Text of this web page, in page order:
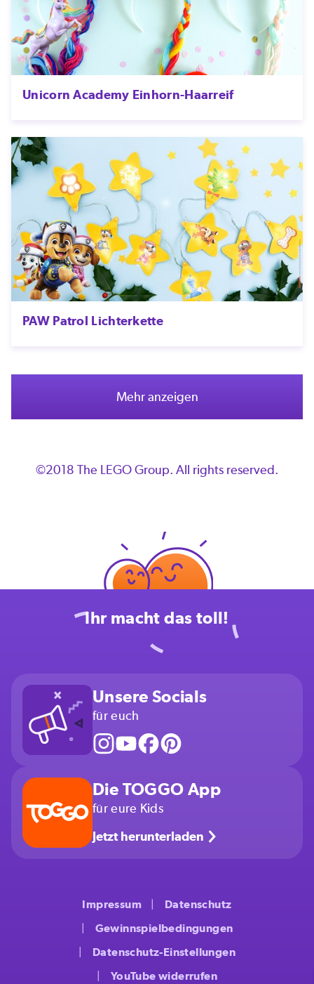
Unicorn Academy Einhorn-Haarreif
PAW Patrol Lichterkette
Mehr anzeigen
©2018 The LEGO Group. All rights reserved.
Ihr macht das toll!
Unsere Socials
für euch
Die TOGGO App
für eure Kids
Jetzt herunterladen
Impressum
Datenschutz
Gewinnspielbedingungen
Datenschutz-Einstellungen
YouTube widerrufen